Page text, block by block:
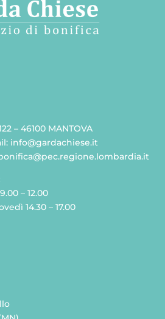
– 46100 MANTOVA
info@gardachiese.it
– 12.00
14.30 – 17.00